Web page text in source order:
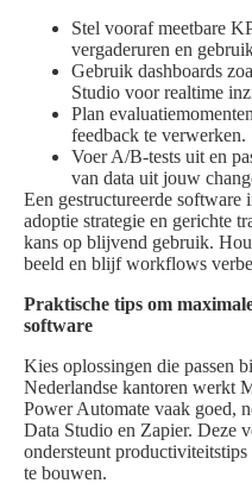
Stel vooraf meetbare
vergaderuren en
Gebruik dashboards
Studio voor realtime
Plan
feedback te verwerken.
Voer A/B-tests uit en
van data uit jouw
Een gestructureerde
adoptie strategie en gerichte
kans op blijvend gebruik.
beeld en blijf workflows
Praktische tips om
software
Kies oplossingen die passen
Nederlandse kantoren werkt
Power Automate vaak goed,
Data Studio en Zapier. Deze
ondersteunt
te bouwen.